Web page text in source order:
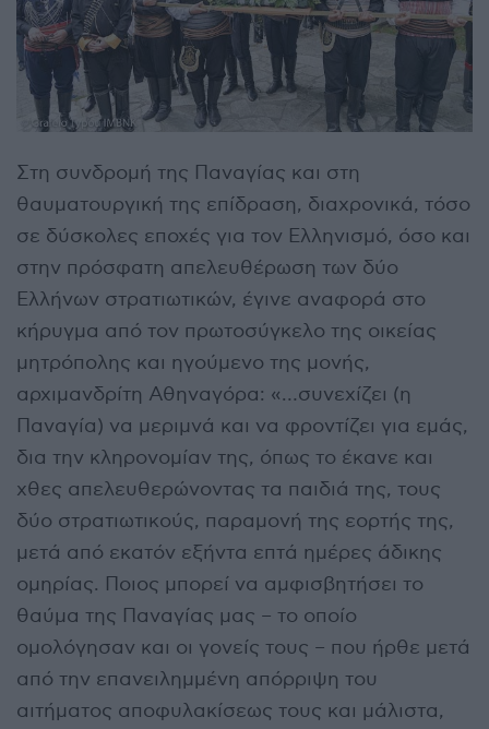
Στη συνδρομή της Παναγίας και στη
θαυματουργική της επίδραση, διαχρονικά, τόσο
σε δύσκολες εποχές για τον Ελληνισμό, όσο και
στην πρόσφατη απελευθέρωση των δύο
Ελλήνων στρατιωτικών, έγινε αναφορά στο
κήρυγμα από τον πρωτοσύγκελο της οικείας
μητρόπολης και ηγούμενο της μονής,
αρχιμανδρίτη Αθηναγόρα: «…συνεχίζει (η
Παναγία) να μεριμνά και να φροντίζει για εμάς,
δια την κληρονομίαν της, όπως το έκανε και
χθες απελευθερώνοντας τα παιδιά της, τους
δύο στρατιωτικούς, παραμονή της εορτής της,
μετά από εκατόν εξήντα επτά ημέρες άδικης
ομηρίας. Ποιος μπορεί να αμφισβητήσει το
θαύμα της Παναγίας μας – το οποίο
ομολόγησαν και οι γονείς τους – που ήρθε μετά
από την επανειλημμένη απόρριψη του
αιτήματος αποφυλακίσεως τους και μάλιστα,